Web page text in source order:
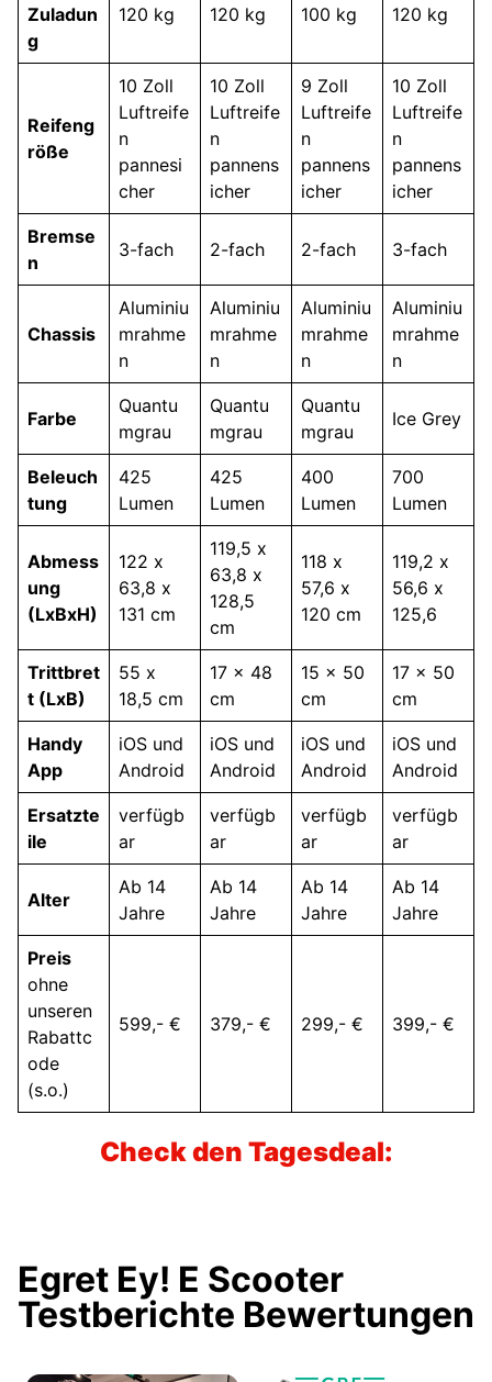
Zuladun
g
120 kg
120 kg
100 kg
120 kg
Reifeng
röße
10 Zoll
Luftreife
n
pannesi
cher
10 Zoll
Luftreife
n
pannens
icher
9 Zoll
Luftreife
n
pannens
icher
10 Zoll
Luftreife
n
pannens
icher
Bremse
n
3-fach 2-fach 2-fach 3-fach
Chassis
Aluminiu
mrahme
n
Aluminiu
mrahme
n
Aluminiu
mrahme
n
Aluminiu
mrahme
n
Farbe
Quantu
mgrau
Quantu
mgrau
Quantu
mgrau
Ice Grey
Beleuch
tung
425
Lumen
425
Lumen
400
Lumen
700
Lumen
Abmess
ung
(LxBxH)
122 x
63,8 x
131 cm
119,5 x
63,8 x
128,5
cm
118 x
57,6 x
120 cm
119,2 x
56,6 x
125,6
Trittbret
t (LxB)
55 x
18,5 cm
17 x 48
cm
15 x 50
cm
17 x 50
cm
Handy
App
iOS und
Android
iOS und
Android
iOS und
Android
iOS und
Android
Ersatzte
ile
verfügb
ar
verfügb
ar
verfügb
ar
verfügb
ar
Alter
Ab 14
Jahre
Ab 14
Jahre
Ab 14
Jahre
Ab 14
Jahre
Preis
ohne
unseren
Rabattc
ode
(s.o.)
599,- € 379,- € 299,- € 399,- €
Check den Tagesdeal:
Egret Ey! E Scooter
Testberichte Bewertungen